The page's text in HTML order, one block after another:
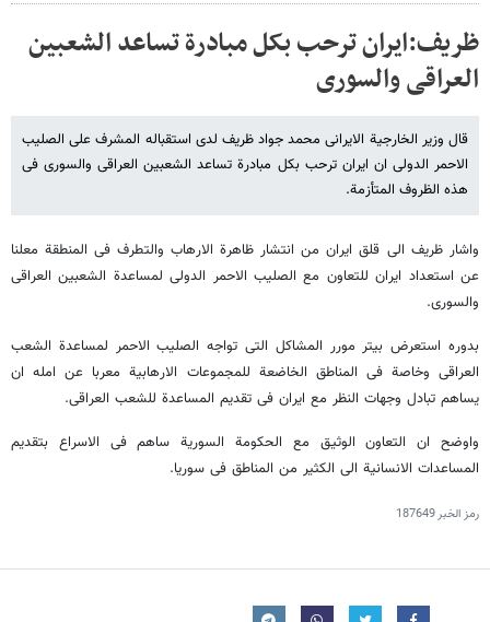
ظریف:ایران ترحب بکل مبادرة تساعد الشعبین
العراقی والسوری
قال وزیر الخارجیة الایرانی محمد جواد ظریف لدی استقباله المشرف علی الصلیب
الاحمر الدولی ان ایران ترحب بکل مبادرة تساعد الشعبین العراقی والسوری فی
هذه الظروف المتأزمة.
واشار ظریف الی قلق ایران من انتشار ظاهرة الارهاب والتطرف فی المنطقة معلنا
عن استعداد ایران للتعاون مع الصلیب الاحمر الدولی لمساعدة الشعبین العراقی
والسوری.
بدوره استعرض بیتر مورر المشاکل التی تواجه الصلیب الاحمر لمساعدة الشعب
العراقی وخاصة فی المناطق الخاضعة للمجموعات الارهابیة معربا عن امله ان
یساهم تبادل وجهات النظر مع ایران فی تقدیم المساعدة للشعب العراقی.
واوضح ان التعاون الوثیق مع الحکومة السوریة ساهم فی الاسراع بتقدیم
المساعدات الانسانیة الی الکثیر من المناطق فی سوریا.
رمز الخبر187649